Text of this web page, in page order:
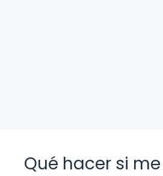
Qué hacer si